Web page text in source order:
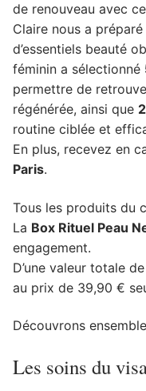
de renouveau avec
Claire nous a
d’essentiels beauté
féminin a sélectionné
permettre de
régénérée, ainsi que
routine ciblée et
En plus, recevez en
Paris.
Tous les produits du
La Box Rituel Peau
engagement.
D’une valeur totale
au prix de 39,90 €
Découvrons
Les soins du